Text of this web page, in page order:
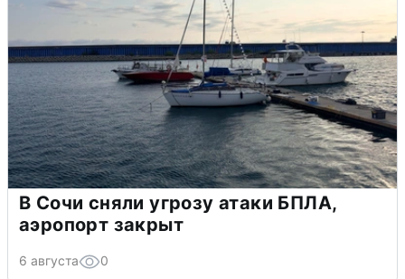
В Сочи сняли угрозу атаки БПЛА,
аэропорт закрыт
6 августа 0